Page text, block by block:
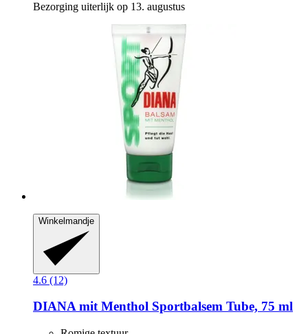
Bezorging uiterlijk op 13. augustus
Winkelmandje
4.6 (12)
DIANA mit Menthol Sportbalsem Tube, 75 ml